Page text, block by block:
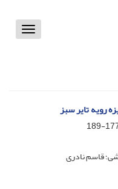
Toggle
رویه تایر سبز
177-
قاسم نادری